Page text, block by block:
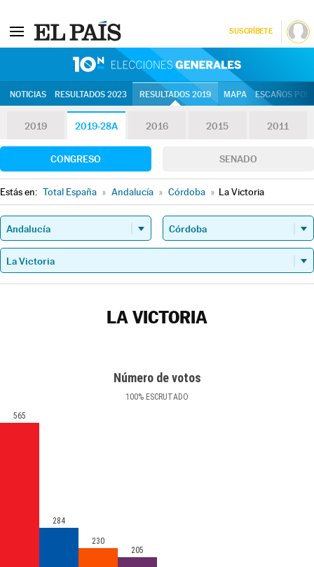
SUSCRÍBETE
NOTICIAS RESULTADOS 2023 RESULTADOS 2019 MAPA ESCAÑOS
2019 2019-28A 2016 2015 2011
CONGRESO SENADO
Estás en: Total España » Andalucía » Córdoba » La Victoria
LA VICTORIA
Número de votos
100% ESCRUTADO
565
284
230
205